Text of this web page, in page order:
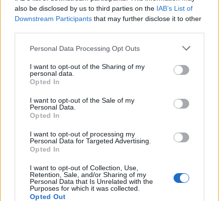
also be disclosed by us to third parties on the IAB’s List of
Downstream Participants that may further disclose it to other
Personal Data Processing Opt Outs
I want to opt-out of the Sharing of my
personal data.
Opted In
I want to opt-out of the Sale of my
Personal Data.
Opted In
I want to opt-out of processing my
Personal Data for Targeted Advertising.
Opted In
I want to opt-out of Collection, Use,
Retention, Sale, and/or Sharing of my
Personal Data that Is Unrelated with the
Purposes for which it was collected.
Opted Out
επέστρεψε στον θρόνο της κατακτώντας το 29
πρωτάθλημα στην ιστορία της